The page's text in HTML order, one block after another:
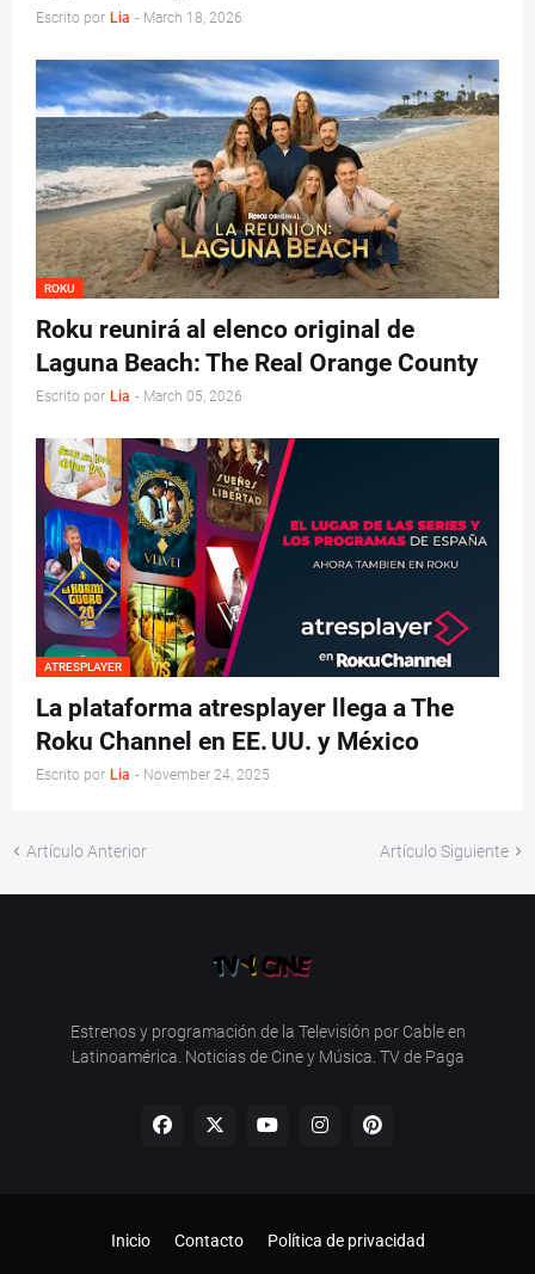
Escrito por Lia - March 18, 2026
ROKU
Roku reunirá al elenco original de
Laguna Beach: The Real Orange County
Escrito por Lia - March 05, 2026
ATRESPLAYER
La plataforma atresplayer llega a The
Roku Channel en EE. UU. y México
Escrito por Lia - November 24, 2025
Artículo Anterior Artículo Siguiente
Estrenos y programación de la Televisión por Cable en
Latinoamérica. Noticias de Cine y Música. TV de Paga
Inicio Contacto Política de privacidad